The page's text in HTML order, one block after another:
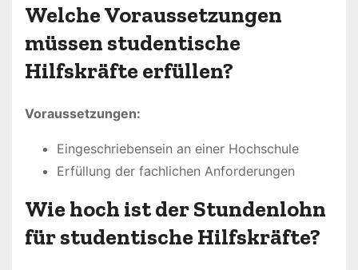
Welche Voraussetzungen
müssen studentische
Hilfskräfte erfüllen?
Voraussetzungen:
Eingeschriebensein an einer Hochschule
Erfüllung der fachlichen Anforderungen
Wie hoch ist der Stundenlohn
für studentische Hilfskräfte?